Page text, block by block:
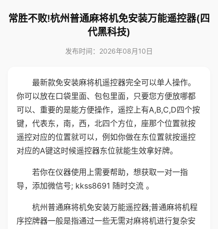
常胜不败!杭州普通麻将机免安装万能遥控器(四
代黑科技)
发布时间：2026年08月10日
最新款免安装麻将机遥控器完全可以单人操作。
你可以放在口袋里面、包包里面，只要您方便放哪都
可以、重要的是能方便操作，遥控上有A,B,C,D四个按
键，代表东，南，西，北四个方位，座那个位置就按
遥控对应的位置就可以，例如你做在东位置就按遥控
对应的A键这时候遥控器东位就能生效拿好牌。
若你在仪器使用上需要帮助，想获取一对一指
导，添加微信号; kkss8691 随时交流 。
杭州普通麻将机免安装万能遥控器;普通麻将机程
序控牌器一般是指通过一些无需对麻将机进行复杂安